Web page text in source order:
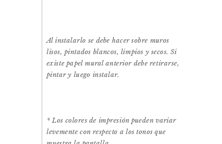
Al instalarlo se debe hacer sobre muros
lisos, pintados blancos, limpios y secos.Si
existe papel mural anterior debe retirarse,
pintar y luego instalar.
* Los colores de impresión pueden variar
levemente con respecto a los tonos que